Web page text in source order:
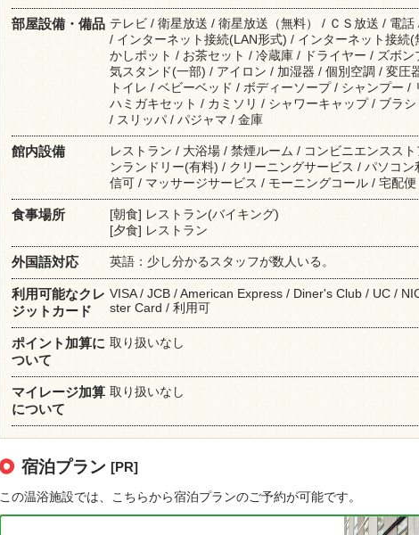
部屋設備・備品 テレビ / 衛星放送 / 衛星放送（無料） / ＣＳ放送 / 電話
/ インターネット接続(LAN形式) / インターネット接続(
かしポット / お茶セット / 冷蔵庫 / ドライヤー / ズボ
気スタンド(一部) / アイロン / 加湿器 / 個別空調 / 変圧
トイレ / ベビーベッド / ボディーソープ / シャンプー /
ハミガキセット / カミソリ / シャワーキャップ / ブラ
/ スリッパ / パジャマ / 金庫
館内設備
レストラン / 大浴場 / 禁煙ルーム / コンビニエンスス
ンランドリー(有料) / クリーニングサービス / パソコ
信可 / マッサージサービス / モーニングコール / 宅配便
食事場所
[朝食] レストラン(バイキング)
[夕食] レストラン
外国語対応 英語：少し分かるスタッフが数人いる。
利用可能なクレ
ジットカード
VISA / JCB / American Express / Diner's Club / UC /
ster Card / 利用可
ポイント加算に
ついて
取り扱いなし
マイレージ加算
について
取り扱いなし
宿泊プラン [PR]
この温浴施設では、こちらから宿泊プランのご予約が可能です。